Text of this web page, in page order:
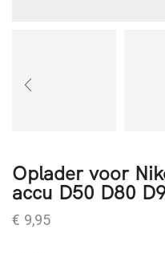
Oplader voor
accu D50 D80
€ 9,95